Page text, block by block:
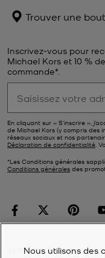
Trouver une
Inscrivez-vous pour
Michael Kors et 10 %
commande*.
En cliquant sur « S’inscrire »,
de Michael Kors (y compris des
réseaux sociaux et nos
Déclaration de confidentialité.
*Les Conditions générales
Conditions générales des
SERVICE À LA
Nous utilisons des